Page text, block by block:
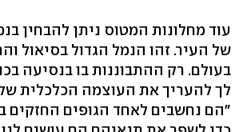
עוד מחלונות המטוס ניתן להבחין
של העיר. זהו הנמל הגדול בסיאול
בעולם. רק ההתבוננות בו בנסיעה
לך להעריך את העוצמה הכלכלית
"הם נחשבים לאחד הגופים החזקים